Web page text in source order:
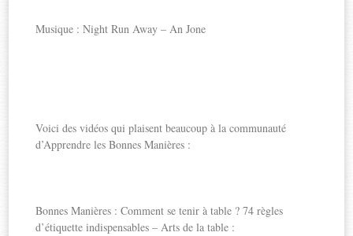
Musique : Night Run Away – An Jone
Voici des vidéos qui plaisent beaucoup à la communauté
d’Apprendre les Bonnes Manières :
Bonnes Manières : Comment se tenir à table ? 74 règles
d’étiquette indispensables – Arts de la table :